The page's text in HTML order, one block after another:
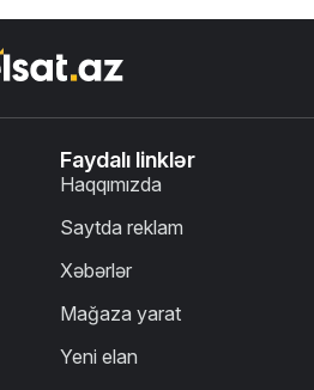
Faydalı linklər
Haqqımızda
Saytda reklam
Xəbərlər
Mağaza yarat
Yeni elan